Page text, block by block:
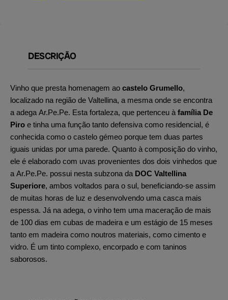
DESCRIÇÃO
Vinho que presta homenagem ao castelo Grumello,
localizado na região de Valtellina, a mesma onde se encontra
a adega Ar.Pe.Pe. Esta fortaleza, que pertenceu à família De
Piro e tinha uma função tanto defensiva como residencial, é
conhecida como o castelo gémeo porque tem duas partes
iguais unidas por uma parede. Quanto à composição do vinho,
ele é elaborado com uvas provenientes dos dois vinhedos que
a Ar.Pe.Pe. possui nesta subzona da DOC Valtellina
Superiore, ambos voltados para o sul, beneficiando-se assim
de muitas horas de luz e desenvolvendo uma casca mais
espessa. Já na adega, o vinho tem uma maceração de mais
de 100 dias em cubas de madeira e um estágio de 15 meses
tanto em madeira como noutros materiais, como cimento e
vidro. É um tinto complexo, encorpado e com taninos
saborosos.